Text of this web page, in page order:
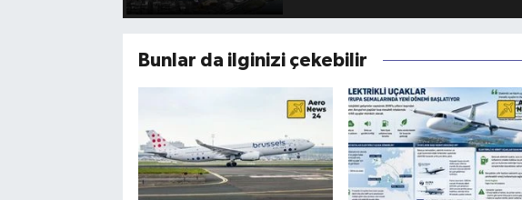
Bunlar da ilginizi çekebilir